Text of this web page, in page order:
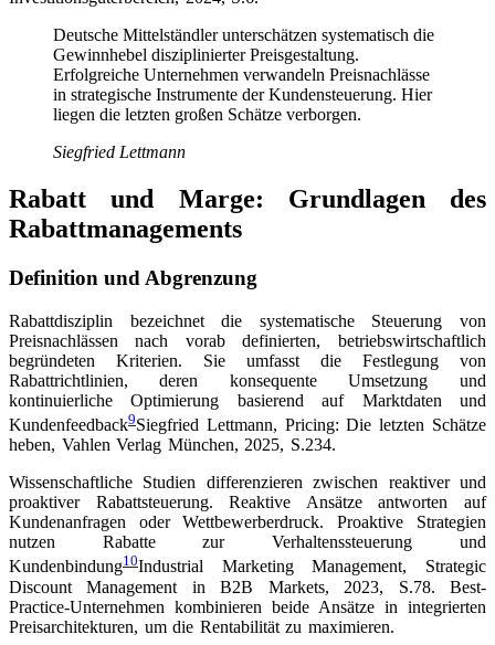
Deutsche Mittelständler unterschätzen systematisch die
Gewinnhebel disziplinierter Preisgestaltung.
Erfolgreiche Unternehmen verwandeln Preisnachlässe
in strategische Instrumente der Kundensteuerung. Hier
liegen die letzten großen Schätze verborgen.
Siegfried Lettmann
Rabatt und Marge: Grundlagen des
Rabattmanagements
Definition und Abgrenzung
Rabattdisziplin bezeichnet die systematische Steuerung von
Preisnachlässen nach vorab definierten, betriebswirtschaftlich
begründeten Kriterien. Sie umfasst die Festlegung von
Rabattrichtlinien, deren konsequente Umsetzung und
kontinuierliche Optimierung basierend auf Marktdaten und
Kundenfeedback9Siegfried Lettmann, Pricing: Die letzten Schätze
heben, Vahlen Verlag München, 2025, S.234.
Wissenschaftliche Studien differenzieren zwischen reaktiver und
proaktiver Rabattsteuerung. Reaktive Ansätze antworten auf
Kundenanfragen oder Wettbewerberdruck. Proaktive Strategien
nutzen Rabatte zur Verhaltenssteuerung und
Kundenbindung10Industrial Marketing Management, Strategic
Discount Management in B2B Markets, 2023, S.78. Best-
Practice-Unternehmen kombinieren beide Ansätze in integrierten
Preisarchitekturen, um die Rentabilität zu maximieren.